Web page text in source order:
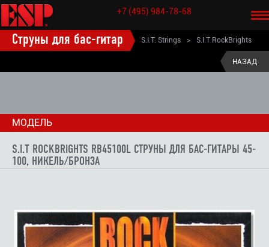
+7 (495) 984-78-68
Струны для бас-гитар S.I.T. Strings > S.I.T RockBrights
НАЗАД
МОДЕЛЬ
S.I.T ROCKBRIGHTS RB45100L СТРУНЫ ДЛЯ БАС-ГИТАРЫ 45-
100, НИКЕЛЬ/БРОНЗА